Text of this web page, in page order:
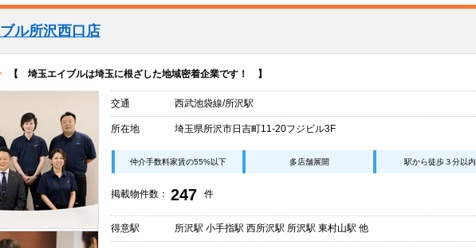
ル所沢西口店
【 埼玉エイブルは埼玉に根ざした地域密着企業です！ 】
交通 西武池袋線/所沢駅
所在地 埼玉県所沢市日吉町11-20フジビル3F
仲介手数料家賃の55%以下 多店舗展開 駅から徒歩３分以内
掲載物件数： 247 件
得意駅 所沢駅 小手指駅 西所沢駅 所沢駅 東村山駅 他